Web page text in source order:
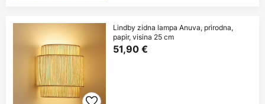
Lindby zidna lampa Anuva, prirodna,
papir, visina 25 cm
51,90 €